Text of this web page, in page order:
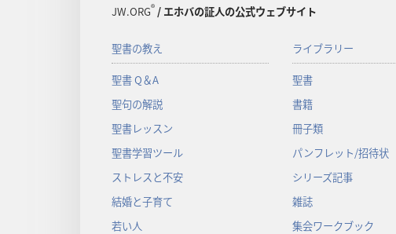
JW.ORG®/ エホバの証人の公式ウェブサイト
聖書の教え
聖書 Q＆A
聖句の解説
聖書レッスン
聖書学習ツール
ストレスと不安
結婚と子育て
若い人
ライブラリー
聖書
書籍
冊子類
パンフレット/招待状
シリーズ記事
雑誌
集会ワークブック